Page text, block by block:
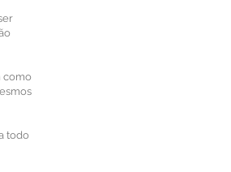
como
todo